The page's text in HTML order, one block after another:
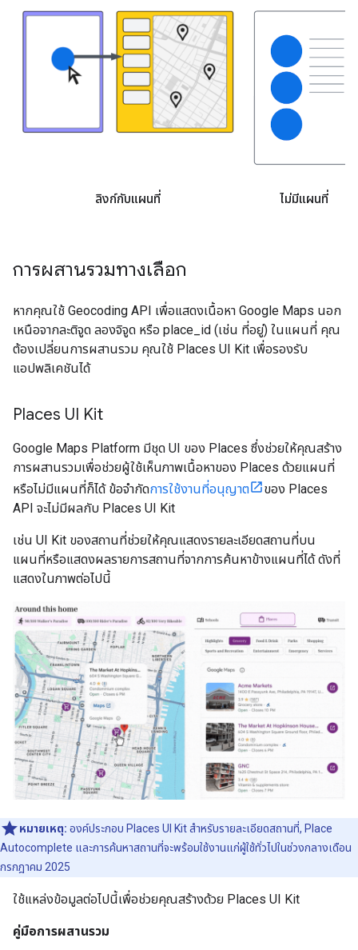
ลิงก์กับแผนที่ ไม่มีแผนที่
การผสานรวมทางเลือก
หากคุณใช้ Geocoding API เพื่อแสดงเนื้อหา Google Maps นอก
เหนือจากละติจูด ลองจิจูด หรือ place_id (เช่น ที่อยู่) ในแผนที่ คุณ
ต้องเปลี่ยนการผสานรวม คุณใช้ Places UI Kit เพื่อรองรับ
แอปพลิเคชันได้
Places UI Kit
Google Maps Platform มีชุด UI ของ Places ซึ่งช่วยให้คุณสร้าง
การผสานรวมเพื่อช่วยผู้ใช้เห็นภาพเนื้อหาของ Places ด้วยแผนที่
หรือไม่มีแผนที่ก็ได้ ข้อจำกัดการใช้งานที่อนุญาต
ของ Places
API จะไม่มีผลกับ Places UI Kit
เช่น UI Kit ของสถานที่ช่วยให้คุณแสดงรายละเอียดสถานที่บน
แผนที่หรือแสดงผลรายการสถานที่จากการค้นหาข้างแผนที่ได้ ดังที่
แสดงในภาพต่อไปนี้
หมายเหตุ: องค์ประกอบ Places UI Kit สำหรับรายละเอียดสถานที่, Place
Autocomplete และการค้นหาสถานที่จะพร้อมใช้งานแก่ผู้ใช้ทั่วไปในช่วงกลางเดือน
กรกฎาคม 2025
ใช้แหล่งข้อมูลต่อไปนี้เพื่อช่วยคุณสร้างด้วย Places UI Kit
คู่มือการผสานรวม